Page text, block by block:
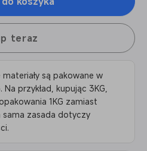
teraz
są pakowane w
Na przykład, kupując 3KG,
1KG zamiast
sama zasada dotyczy